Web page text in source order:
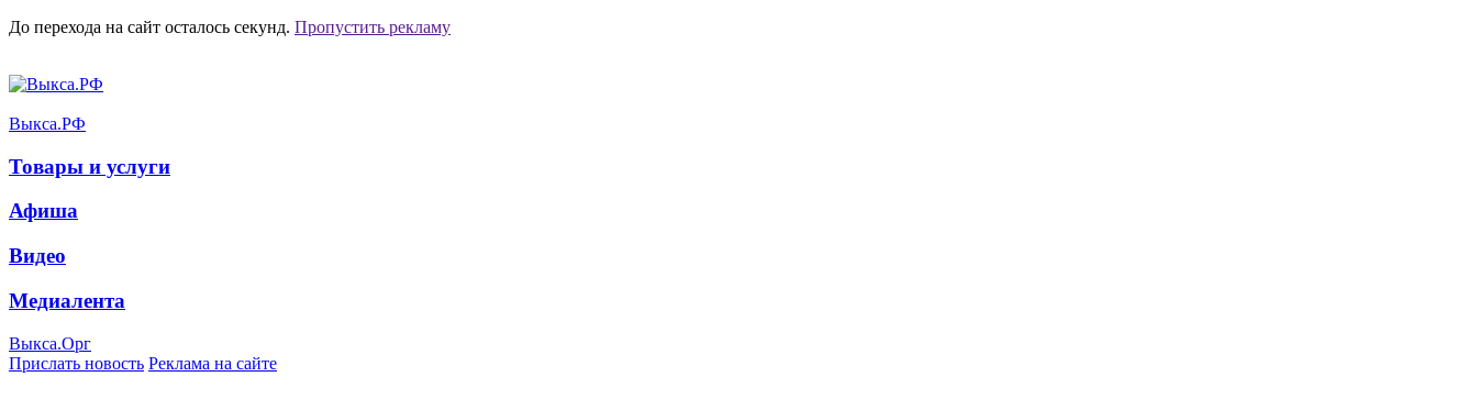
До перехода на сайт осталось секунд. Пропустить рекламу
Выкса.РФ
Товары и услуги
Афиша
Видео
Медиалента
Выкса.Орг
Прислать новость Реклама на сайте